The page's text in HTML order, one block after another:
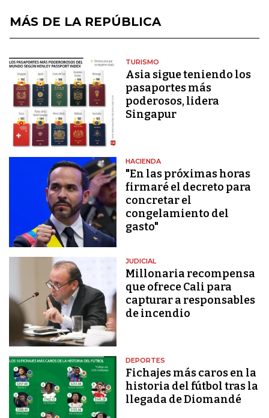
MÁS DE LA REPÚBLICA
TURISMO
Asia sigue teniendo los
pasaportes más
poderosos, lidera
Singapur
HACIENDA
"En las próximas horas
firmaré el decreto para
concretar el
congelamiento del
gasto"
JUDICIAL
Millonaria recompensa
que ofrece Cali para
capturar a responsables
de incendio
DEPORTES
Fichajes más caros en la
historia del fútbol tras la
llegada de Diomandé